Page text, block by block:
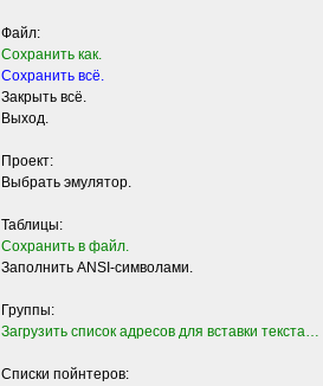
Файл:
Cохранить как.
Cохранить всё.
Закрыть всё.
Выход.
Проект:
Выбрать эмулятор.
Таблицы:
Сохранить в файл.
Заполнить ANSI-символами.
Группы:
Загрузить список адресов для вставки текста…
Списки пойнтеров: